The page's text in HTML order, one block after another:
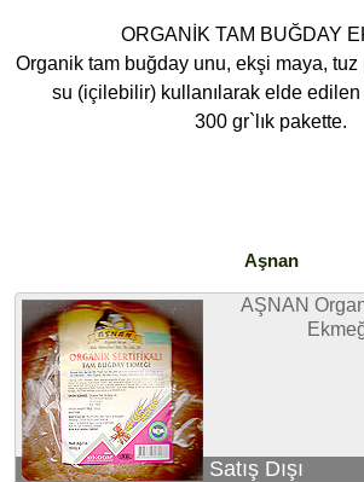
ORGANİK TAM BUĞDAY
Organik tam buğday unu, ekşi maya,
su (içilebilir) kullanılarak elde
300 gr`lık pakette.
Aşnan
AŞNAN
Satış Dışı